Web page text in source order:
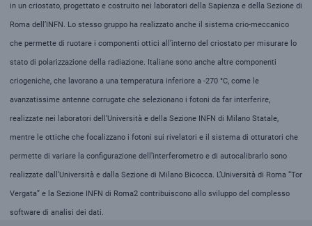
in un criostato, progettato e costruito nei laboratori della Sapienza e della Sezione di
Roma dell’INFN. Lo stesso gruppo ha realizzato anche il sistema crio-meccanico
che permette di ruotare i componenti ottici all’interno del criostato per misurare lo
stato di polarizzazione della radiazione. Italiane sono anche altre componenti
criogeniche, che lavorano a una temperatura inferiore a -270 °C, come le
avanzatissime antenne corrugate che selezionano i fotoni da far interferire,
realizzate nei laboratori dell’Università e della Sezione INFN di Milano Statale,
mentre le ottiche che focalizzano i fotoni sui rivelatori e il sistema di otturatori che
permette di variare la configurazione dell’interferometro e di autocalibrarlo sono
realizzate dall’Università e dalla Sezione di Milano Bicocca. L’Università di Roma “Tor
Vergata” e la Sezione INFN di Roma2 contribuiscono allo sviluppo del complesso
software di analisi dei dati.